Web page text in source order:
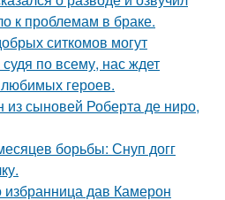
к проблемам в браке.
ситкомов могут
по всему, нас ждет
героев.
из сыновей Роберта де ниро,
борьбы: Снуп догг
дав Камерон